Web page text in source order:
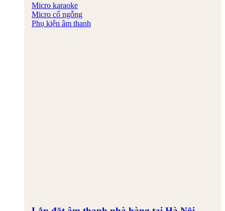
Micro karaoke
Micro cổ ngỗng
Phụ kiện âm thanh